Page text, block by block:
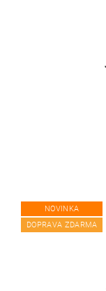
NOVINKA
DOPRAVA ZDARMA